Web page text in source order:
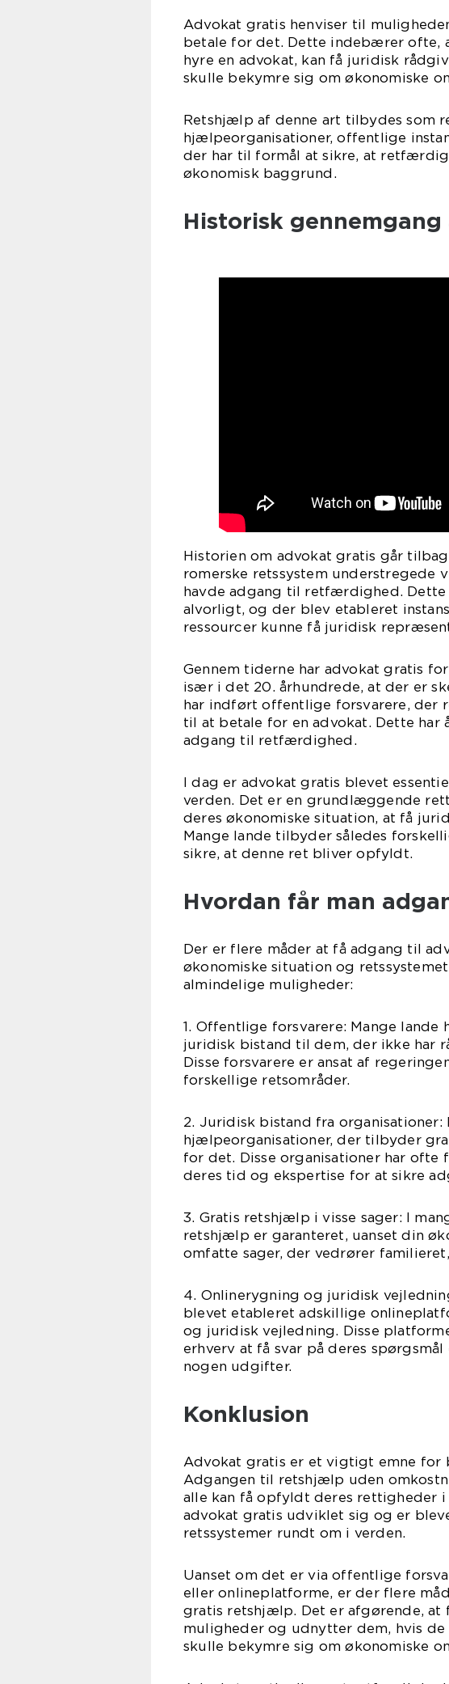
Advokat gratis henviser til
betale for det. Dette indebærer ofte,
hyre en advokat, kan få juridisk
skulle bekymre sig om økonomiske
Retshjælp af denne art tilbydes som
hjælpeorganisationer, offentlige
der har til formål at sikre, at
økonomisk baggrund.
Historisk
Historien om advokat gratis går
romerske retssystem understregede
havde adgang til retfærdighed.
alvorligt, og der blev etableret
ressourcer kunne få juridisk
Gennem tiderne har advokat gratis
især i det 20. århundrede, at der er
har indført offentlige forsvarere, der
til at betale for en advokat. Dette har
adgang til retfærdighed.
I dag er advokat gratis blevet
verden. Det er en grundlæggende
deres økonomiske situation, at få
Mange lande tilbyder således
sikre, at denne ret bliver opfyldt.
Hvordan får man
Der er flere måder at få adgang til
økonomiske situation og
almindelige muligheder:
1. Offentlige forsvarere: Mange
juridisk bistand til dem, der ikke har
Disse forsvarere er ansat af
forskellige retsområder.
2. Juridisk bistand fra
hjælpeorganisationer, der tilbyder
for det. Disse organisationer har
deres tid og ekspertise for at sikre
3. Gratis retshjælp i visse sager: I
retshjælp er garanteret, uanset din
omfatte sager, der vedrører
4. Onlinerygning og juridisk
blevet etableret adskillige
og juridisk vejledning. Disse
erhverv at få svar på deres
nogen udgifter.
Konklusion
Advokat gratis er et vigtigt emne for
Adgangen til retshjælp uden
alle kan få opfyldt deres rettigheder i
advokat gratis udviklet sig og er
retssystemer rundt om i verden.
Uanset om det er via offentlige
eller onlineplatforme, er der flere
gratis retshjælp. Det er afgørende, at
muligheder og udnytter dem, hvis
skulle bekymre sig om økonomiske